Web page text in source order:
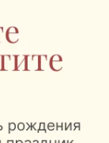
– самый
и свежую